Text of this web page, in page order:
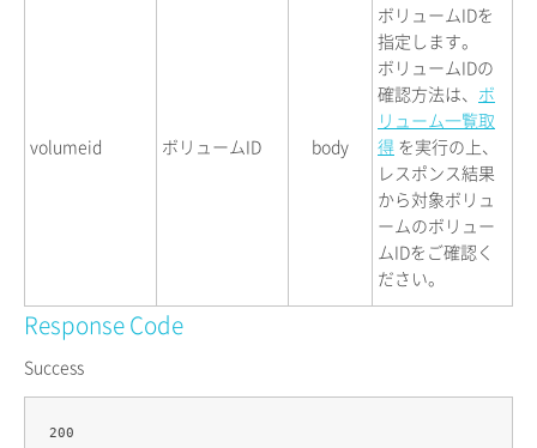
volumeid ボリュームID body
ボリュームIDを
指定します。
ボリュームIDの
確認方法は、 ボ
リューム一覧取
得 を実行の上、
レスポンス結果
から対象ボリュ
ームのボリュー
ムIDをご確認く
ださい。
Response Code
Success